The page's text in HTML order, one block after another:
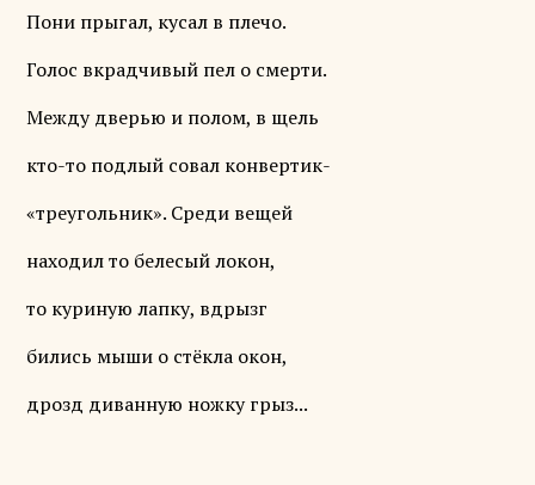
Пони прыгал, кусал в плечо.
Голос вкрадчивый пел о смерти.
Между дверью и полом, в щель
кто-то подлый совал конвертик-
«треугольник». Среди вещей
находил то белесый локон,
то куриную лапку, вдрызг
бились мыши о стёкла окон,
дрозд диванную ножку грыз...